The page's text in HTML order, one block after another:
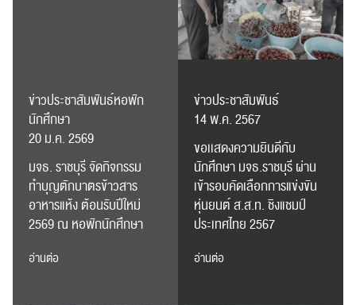
ข่าวประชาสัมพันธ์หอพัก
นักศึกษา
20 ม.ค. 2569
มจธ. ราชบุรี จัดกิจกรรม
ทำบุญตักบาตรข้าวสาร
อาหารแห้ง ต้อนรับปีใหม่
2569 ณ หอพักนักศึกษา
อ่านต่อ
ข่าวประชาสัมพันธ์
14 พ.ค. 2567
ขอเเสดงความยินดีกับ
นักศึกษา มจธ.ราชบุรี ผ่าน
เข้ารอบคัดเลือกการแข่งขัน
หุ่นยนต์ ส.ส.ท. ชิงแชมป์
ประเทศไทย 2567
อ่านต่อ